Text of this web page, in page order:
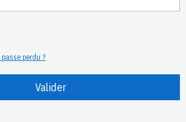
perdu ?
Valider